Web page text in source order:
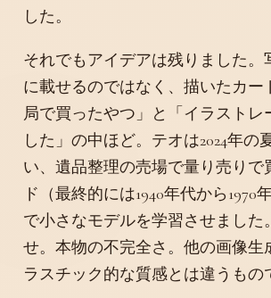
した。
それでもアイデアは残りました。
に載せるのではなく、描いたカー
局で買ったやつ」と「イラストレ
した」の中ほど。テオは2024年の
い、遺品整理の売場で量り売りで
ド（最終的には1940年代から1970
で小さなモデルを学習させました
せ。本物の不完全さ。他の画像生
ラスチック的な質感とは違うもの